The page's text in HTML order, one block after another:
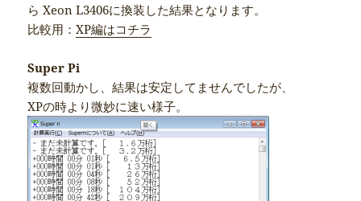
ら Xeon L3406に換装した結果となります。
比較用：XP編はコチラ
Super Pi
複数回動かし、結果は安定してませんでしたが、
XPの時より微妙に速い様子。